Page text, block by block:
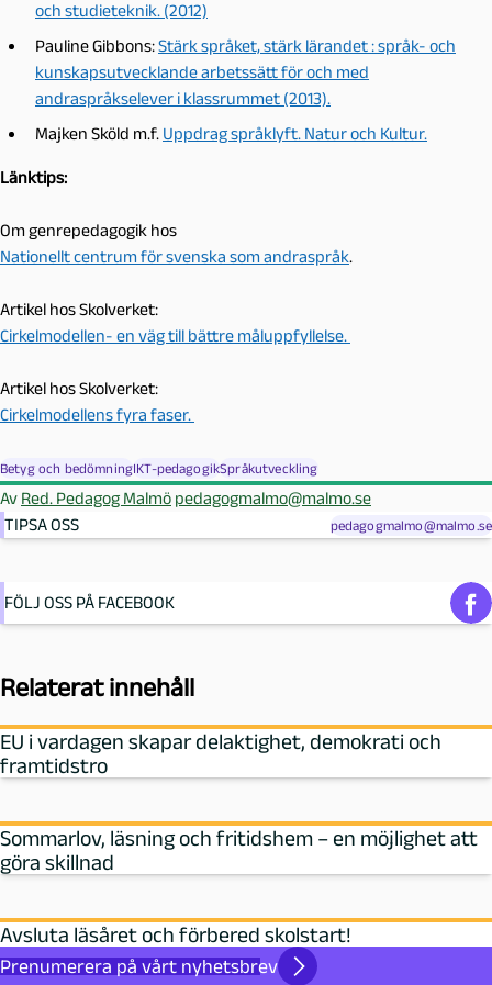
och studieteknik. (2012)
Pauline Gibbons:Stärk språket, stärk lärandet : språk- och
kunskapsutvecklande arbetssätt för och med
andraspråkselever i klassrummet (2013).
Majken Sköld m.f. Uppdrag språklyft. Natur och Kultur.
Länktips:
Om genrepedagogik hos
Nationellt centrum för svenska som andraspråk.
Artikel hos Skolverket:
Cirkelmodellen- en väg till bättre måluppfyllelse.
Artikel hos Skolverket:
Cirkelmodellens fyra faser.
Betyg och bedömningIKT-pedagogikSpråkutveckling
Av Red. Pedagog Malmö pedagogmalmo@malmo.se
TIPSA OSS
pedagogmalmo@malmo.se
FÖLJ OSS PÅ FACEBOOK
Relaterat innehåll
EU i vardagen skapar delaktighet, demokrati och
framtidstro
Sommarlov, läsning och fritidshem – en möjlighet att
göra skillnad
Avsluta läsåret och förbered skolstart!
Prenumerera på vårt nyhetsbrev